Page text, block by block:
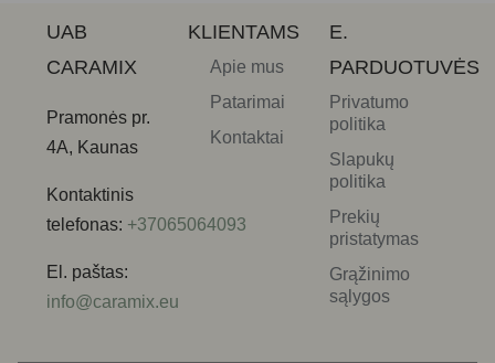
UAB
CARAMIX
Pramonės pr.
4A, Kaunas
Kontaktinis
telefonas: +37065064093
El. paštas:
info@caramix.eu
KLIENTAMS
Apie mus
Patarimai
Kontaktai
E.
PARDUOTUVĖS
Privatumo
politika
Slapukų
politika
Prekių
pristatymas
Grąžinimo
sąlygos